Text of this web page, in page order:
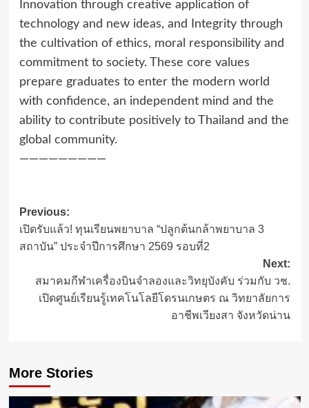
Innovation through creative application of
technology and new ideas, and Integrity through
the cultivation of ethics, moral responsibility and
commitment to society. These core values
prepare graduates to enter the modern world
with confidence, an independent mind and the
ability to contribute positively to Thailand and the
global community.
—————————
Post
navigation
Previous:
เปิดรับแล้ว! ทุนเรียนพยาบาล “ปลูกต้นกล้าพยาบาล 3
สถาบัน” ประจำปีการศึกษา 2569 รอบที่2
Next:
สมาคมกีฬาเครื่องบินจําลองและวิทยุบังคับ ร่วมกับ วช.
เปิดศูนย์เรียนรู้เทคโนโลยีโดรนเกษตร ณ วิทยาลัยการ
อาชีพเวียงสา จังหวัดน่าน
More Stories